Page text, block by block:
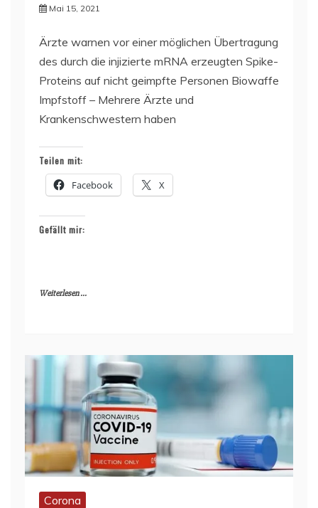
Mai 15, 2021
Ärzte warnen vor einer möglichen Übertragung
des durch die injizierte mRNA erzeugten Spike-
Proteins auf nicht geimpfte Personen Biowaffe
Impfstoff – Mehrere Ärzte und
Krankenschwestern haben
Teilen mit:
Facebook X
Gefällt mir:
Weiterlesen ...
Corona